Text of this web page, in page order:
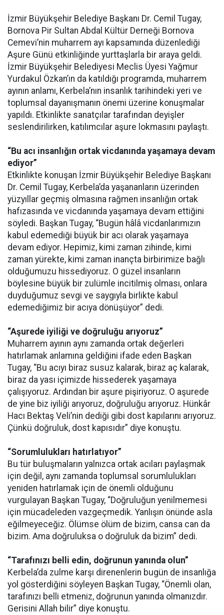
İzmir Büyükşehir Belediye Başkanı Dr. Cemil Tugay,
Bornova Pir Sultan Abdal Kültür Derneği Bornova
Cemevi’nin muharrem ayı kapsamında düzenlediği
Aşure Günü etkinliğinde yurttaşlarla bir araya geldi.
İzmir Büyükşehir Belediyesi Meclis Üyesi Yağmur
Yurdakul Özkan’ın da katıldığı programda, muharrem
ayının anlamı, Kerbela’nın insanlık tarihindeki yeri ve
toplumsal dayanışmanın önemi üzerine konuşmalar
yapıldı. Etkinlikte sanatçılar tarafından deyişler
seslendirilirken, katılımcılar aşure lokmasını paylaştı.
“Bu acı insanlığın ortak vicdanında yaşamaya devam
ediyor”
Etkinlikte konuşan İzmir Büyükşehir Belediye Başkanı
Dr. Cemil Tugay, Kerbela’da yaşananların üzerinden
yüzyıllar geçmiş olmasına rağmen insanlığın ortak
hafızasında ve vicdanında yaşamaya devam ettiğini
söyledi. Başkan Tugay, “Bugün hâlâ vicdanlarımızın
kabul edemediği büyük bir acı olarak yaşamaya
devam ediyor. Hepimiz, kimi zaman zihinde, kimi
zaman yürekte, kimi zaman inançta birbirimize bağlı
olduğumuzu hissediyoruz. O güzel insanların
böylesine büyük bir zulümle incitilmiş olması, onlara
duyduğumuz sevgi ve saygıyla birlikte kabul
edemediğimiz bir acıya dönüşüyor” dedi.
“Aşurede iyiliği ve doğruluğu arıyoruz”
Muharrem ayının aynı zamanda ortak değerleri
hatırlamak anlamına geldiğini ifade eden Başkan
Tugay, “Bu acıyı biraz susuz kalarak, biraz aç kalarak,
biraz da yası içimizde hissederek yaşamaya
çalışıyoruz. Ardından bir aşure pişiriyoruz. O aşurede
de yine biz iyiliği arıyoruz, doğruluğu arıyoruz. Hünkâr
Hacı Bektaş Veli’nin dediği gibi dost kapılarını arıyoruz.
Çünkü doğruluk, dost kapısıdır” diye konuştu.
“Sorumlulukları hatırlatıyor”
Bu tür buluşmaların yalnızca ortak acıları paylaşmak
için değil, aynı zamanda toplumsal sorumlulukları
yeniden hatırlamak için de önemli olduğunu
vurgulayan Başkan Tugay, “Doğruluğun yenilmemesi
için mücadeleden vazgeçmedik. Yanlışın önünde asla
eğilmeyeceğiz. Ölümse ölüm de bizim, cansa can da
bizim. Ama doğruluksa o doğruluk da bizim” dedi.
“Tarafınızı belli edin, doğrunun yanında olun”
Kerbela’da zulme karşı direnenlerin bugün de insanlığa
yol gösterdiğini söyleyen Başkan Tugay, “Önemli olan,
tarafınızı belli etmeniz, doğrunun yanında olmanızdır.
Gerisini Allah bilir” diye konuştu.